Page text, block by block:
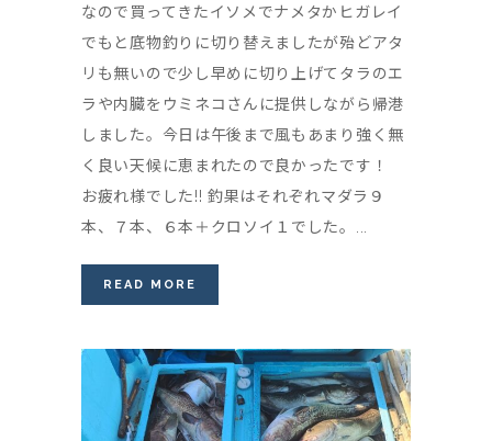
なので買ってきたイソメでナメタかヒガレイ
でもと底物釣りに切り替えましたが殆どアタ
リも無いので少し早めに切り上げてタラのエ
ラや内臓をウミネコさんに提供しながら帰港
しました。今日は午後まで風もあまり強く無
く良い天候に恵まれたので良かったです！
お疲れ様でした!! 釣果はそれぞれマダラ９
本、７本、６本＋クロソイ１でした。...
READ MORE